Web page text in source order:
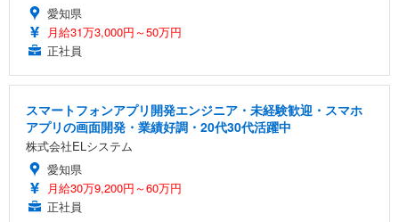
愛知県
月給31万3,000円～50万円
正社員
スマートフォンアプリ開発エンジニア・未経験歓迎・スマホ
アプリの画面開発・業績好調・20代30代活躍中
株式会社ELシステム
愛知県
月給30万9,200円～60万円
正社員